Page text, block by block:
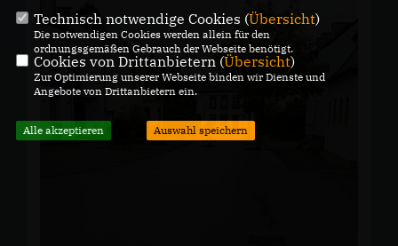
Technisch notwendige Cookies (Übersicht)
Die notwendigen Cookies werden allein für den
ordnungsgemäßen Gebrauch der Webseite benötigt.
Cookies von Drittanbietern (Übersicht)
Zur Optimierung unserer Webseite binden wir Dienste und
Angebote von Drittanbietern ein.
Alle akzeptieren Auswahl speichern